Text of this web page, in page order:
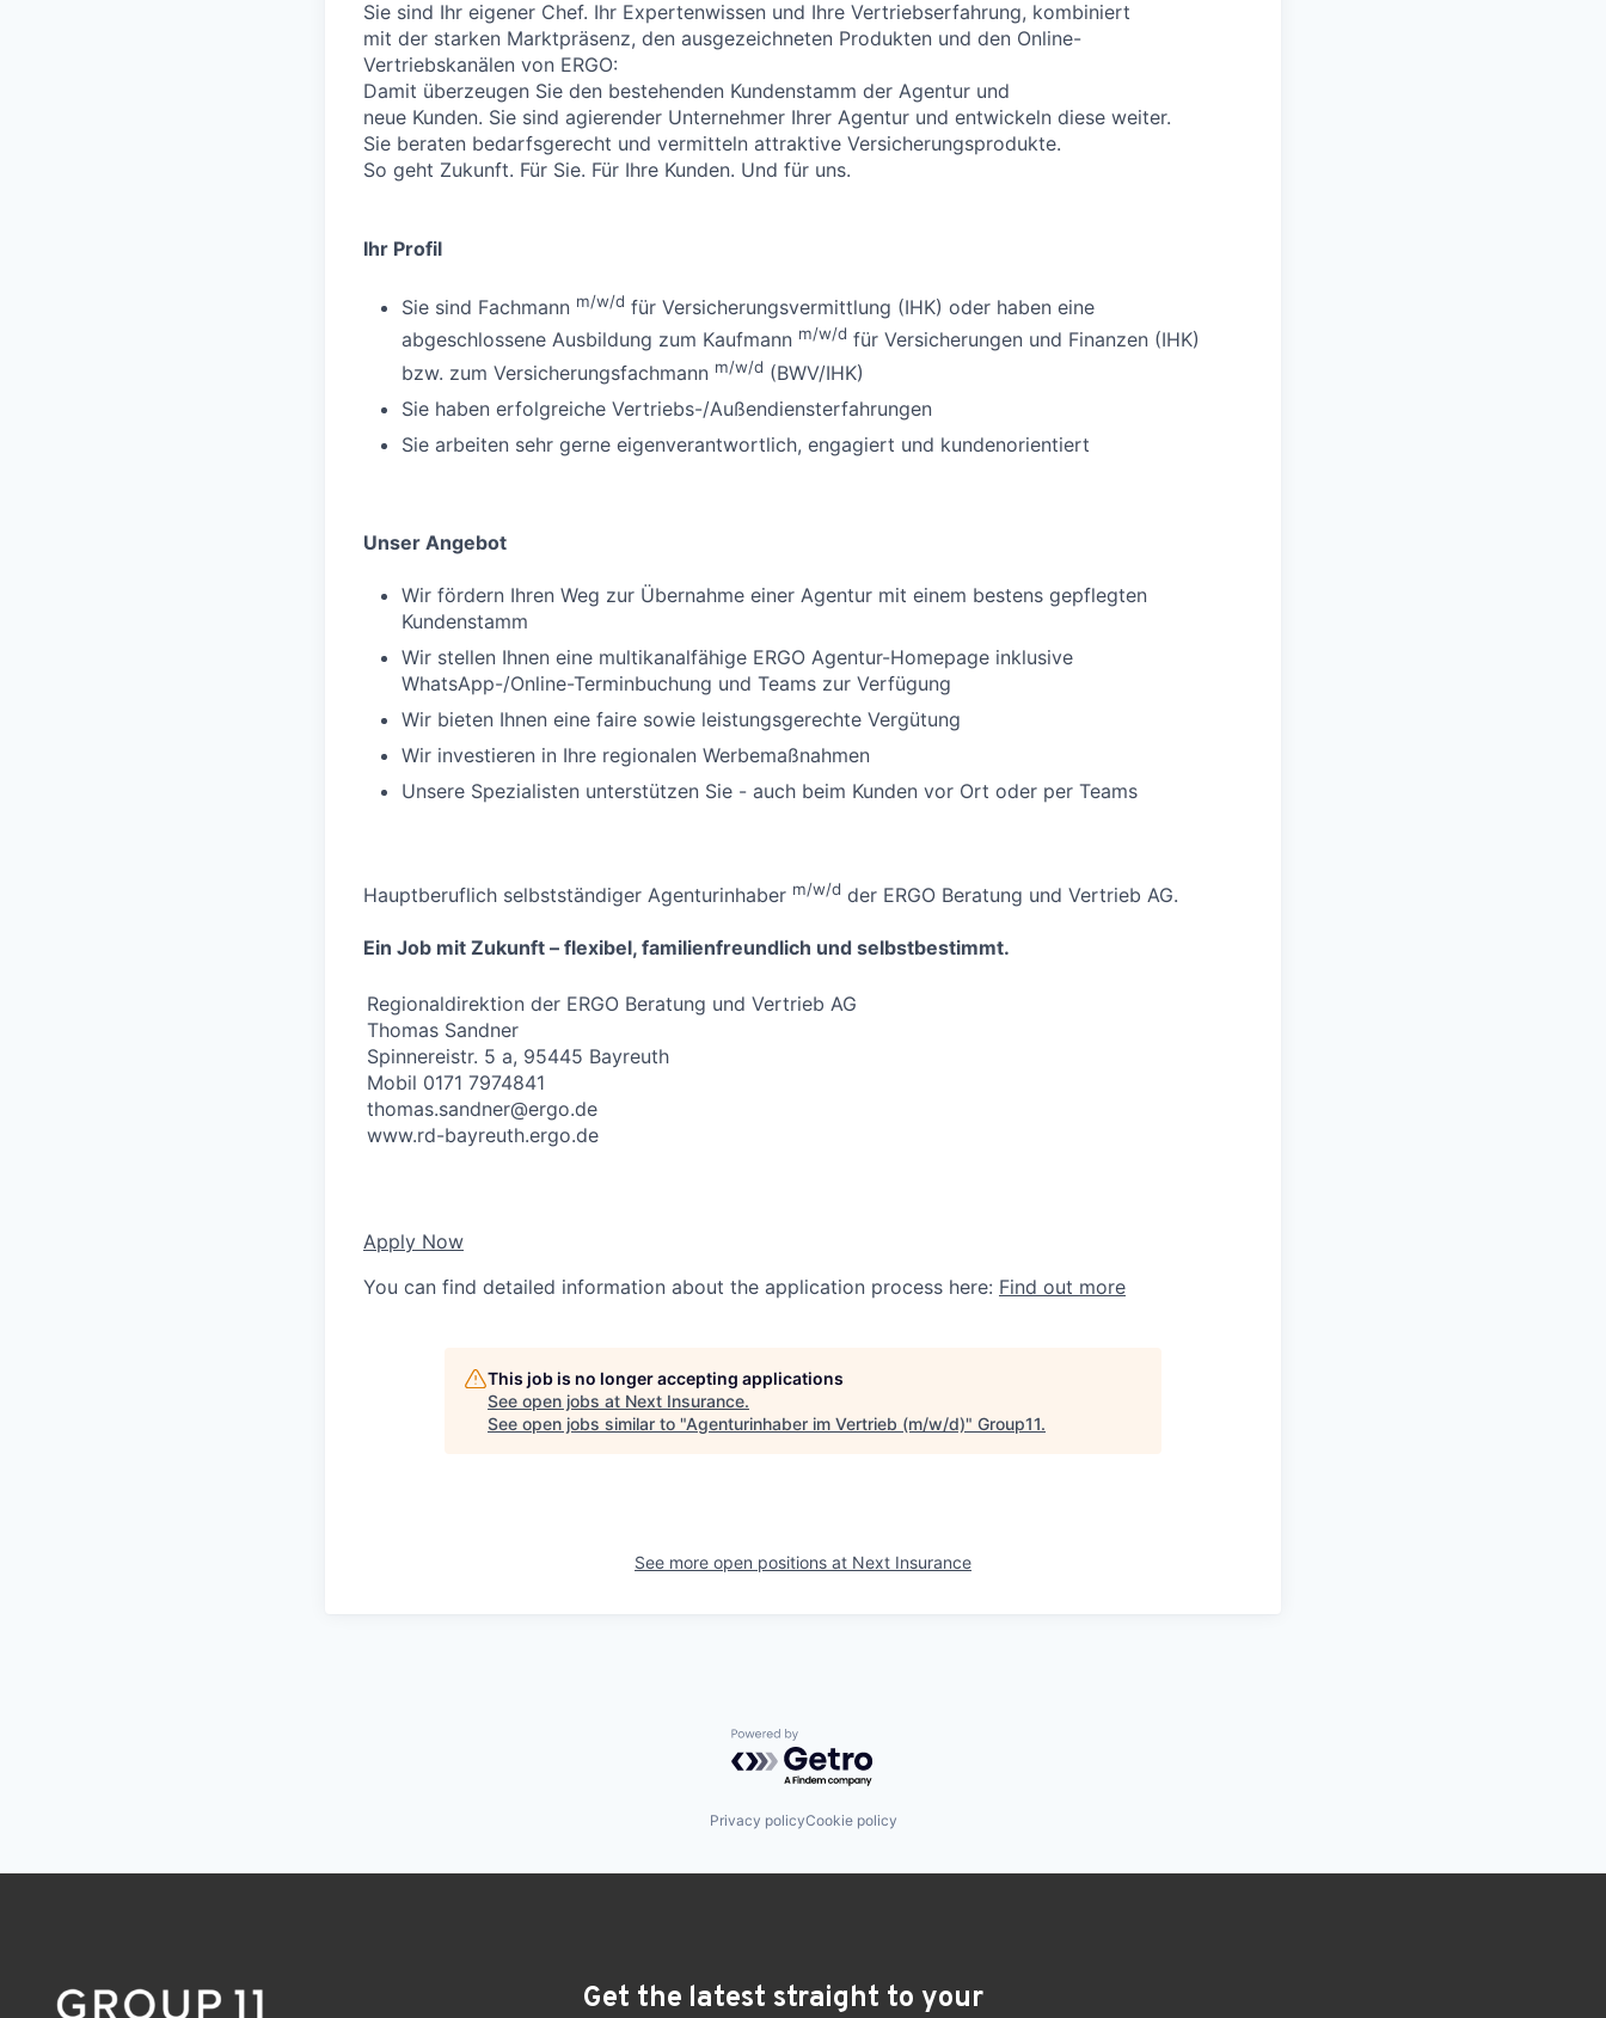
Sie sind Ihr eigener Chef. Ihr Expertenwissen und Ihre Vertriebserfahrung, kombiniert
mit der starken Marktpräsenz, den ausgezeichneten Produkten und den Online-
Vertriebskanälen von ERGO:
Damit überzeugen Sie den bestehenden Kundenstamm der Agentur und
neue Kunden. Sie sind agierender Unternehmer Ihrer Agentur und entwickeln diese weiter.
Sie beraten bedarfsgerecht und vermitteln attraktive Versicherungsprodukte.
So geht Zukunft. Für Sie. Für Ihre Kunden. Und für uns.
Ihr Profil
Sie sind Fachmann m/w/d für Versicherungsvermittlung (IHK) oder haben eine
abgeschlossene Ausbildung zum Kaufmann m/w/d für Versicherungen und Finanzen (IHK)
bzw. zum Versicherungsfachmann m/w/d (BWV/IHK)
Sie haben erfolgreiche Vertriebs-/Außendiensterfahrungen
Sie arbeiten sehr gerne eigenverantwortlich, engagiert und kundenorientiert
Unser Angebot
Wir fördern Ihren Weg zur Übernahme einer Agentur mit einem bestens gepflegten
Kundenstamm
Wir stellen Ihnen eine multikanalfähige ERGO Agentur-Homepage inklusive
WhatsApp-/Online-Terminbuchung und Teams zur Verfügung
Wir bieten Ihnen eine faire sowie leistungsgerechte Vergütung
Wir investieren in Ihre regionalen Werbemaßnahmen
Unsere Spezialisten unterstützen Sie - auch beim Kunden vor Ort oder per Teams
Hauptberuflich selbstständiger Agenturinhaber m/w/d der ERGO Beratung und Vertrieb AG.
Ein Job mit Zukunft – flexibel, familienfreundlich und selbstbestimmt.
Regionaldirektion der ERGO Beratung und Vertrieb AG
Thomas Sandner
Spinnereistr. 5 a, 95445 Bayreuth
Mobil 0171 7974841
thomas.sandner@ergo.de
www.rd-bayreuth.ergo.de
Apply Now
You can find detailed information about the application process here: Find out more
This job is no longer accepting applications
See open jobs at Next Insurance.
See open jobs similar to "Agenturinhaber im Vertrieb (m/w/d)" Group11.
See more open positions at Next Insurance
Powered by Getro.com
Privacy policyCookie policy
Get the latest straight to your